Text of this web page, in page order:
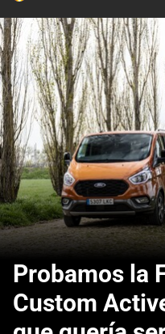
Probamos la
Custom